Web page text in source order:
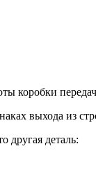
передач,
выхода из
другая деталь: